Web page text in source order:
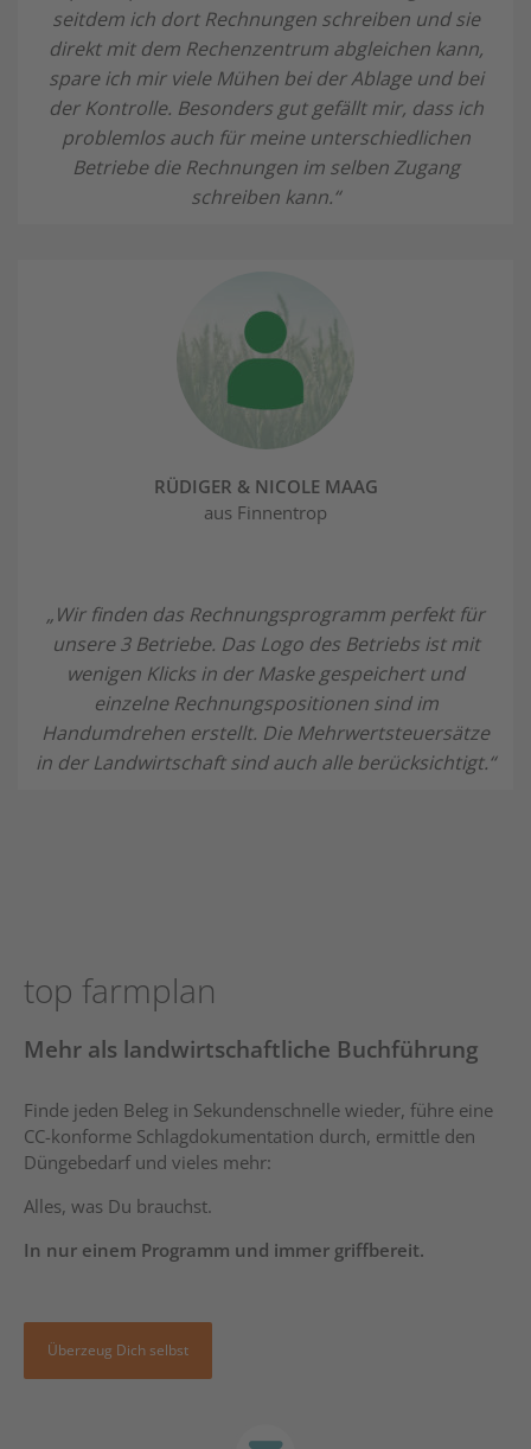
seitdem ich dort Rechnungen schreiben und sie
direkt mit dem Rechenzentrum abgleichen kann,
spare ich mir viele Mühen bei der Ablage und bei
der Kontrolle. Besonders gut gefällt mir, dass ich
problemlos auch für meine unterschiedlichen
Betriebe die Rechnungen im selben Zugang
schreiben kann.“
RÜDIGER & NICOLE MAAG
aus Finnentrop
„Wir finden das Rechnungsprogramm perfekt für
unsere 3 Betriebe. Das Logo des Betriebs ist mit
wenigen Klicks in der Maske gespeichert und
einzelne Rechnungspositionen sind im
Handumdrehen erstellt. Die Mehrwertsteuersätze
in der Landwirtschaft sind auch alle berücksichtigt.“
top farmplan
Mehr als landwirtschaftliche Buchführung
Finde jeden Beleg in Sekundenschnelle wieder, führe eine
CC-konforme Schlagdokumentation durch, ermittle den
Düngebedarf und vieles mehr:
Alles, was Du brauchst.
In nur einem Programm und immer griffbereit.
Überzeug Dich selbst